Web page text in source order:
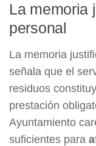
La memoria
personal
La memoria
señala que el
residuos
prestación
Ayuntamiento
suficientes para